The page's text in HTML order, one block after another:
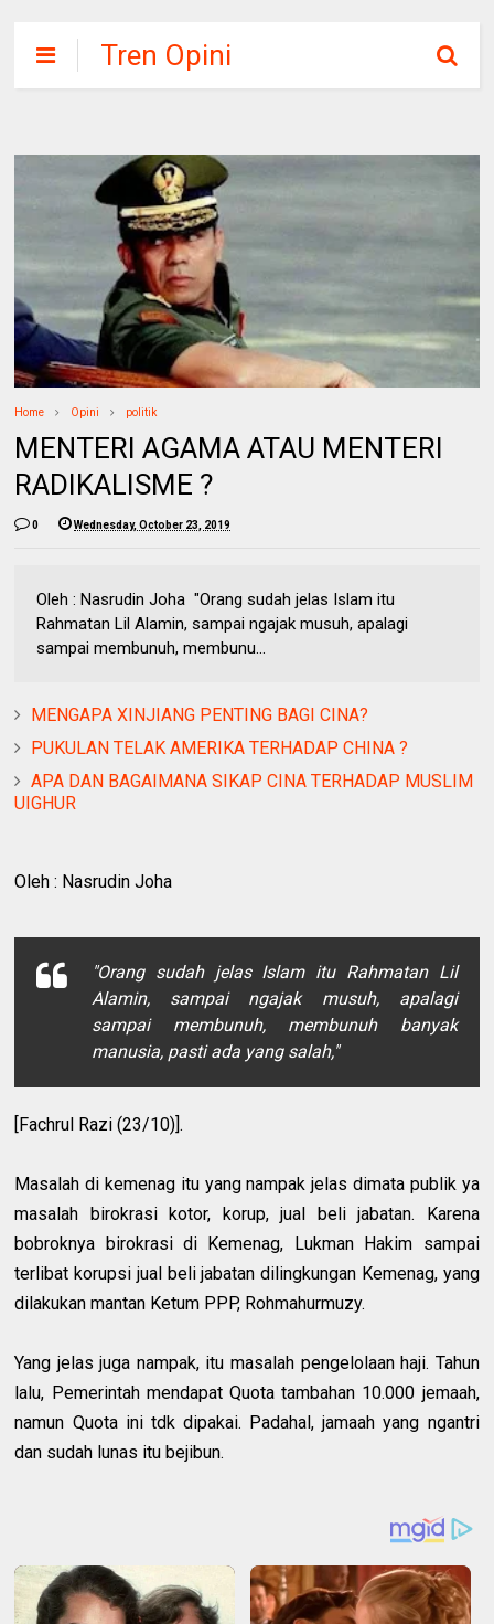
Tren Opini
Home Opini politik
MENTERI AGAMA ATAU MENTERI
RADIKALISME ?
0 Wednesday, October 23, 2019
Oleh : Nasrudin Joha "Orang sudah jelas Islam itu
Rahmatan Lil Alamin, sampai ngajak musuh, apalagi
sampai membunuh, membunu...
MENGAPA XINJIANG PENTING BAGI CINA?
PUKULAN TELAK AMERIKA TERHADAP CHINA ?
APA DAN BAGAIMANA SIKAP CINA TERHADAP MUSLIM
UIGHUR
Oleh : Nasrudin Joha
"Orang sudah jelas Islam itu Rahmatan Lil
Alamin, sampai ngajak musuh, apalagi
sampai membunuh, membunuh banyak
manusia, pasti ada yang salah,"
[Fachrul Razi (23/10)].
Masalah di kemenag itu yang nampak jelas dimata publik ya
masalah birokrasi kotor, korup, jual beli jabatan. Karena
bobroknya birokrasi di Kemenag, Lukman Hakim sampai
terlibat korupsi jual beli jabatan dilingkungan Kemenag, yang
dilakukan mantan Ketum PPP, Rohmahurmuzy.
Yang jelas juga nampak, itu masalah pengelolaan haji. Tahun
lalu, Pemerintah mendapat Quota tambahan 10.000 jemaah,
namun Quota ini tdk dipakai. Padahal, jamaah yang ngantri
dan sudah lunas itu bejibun.